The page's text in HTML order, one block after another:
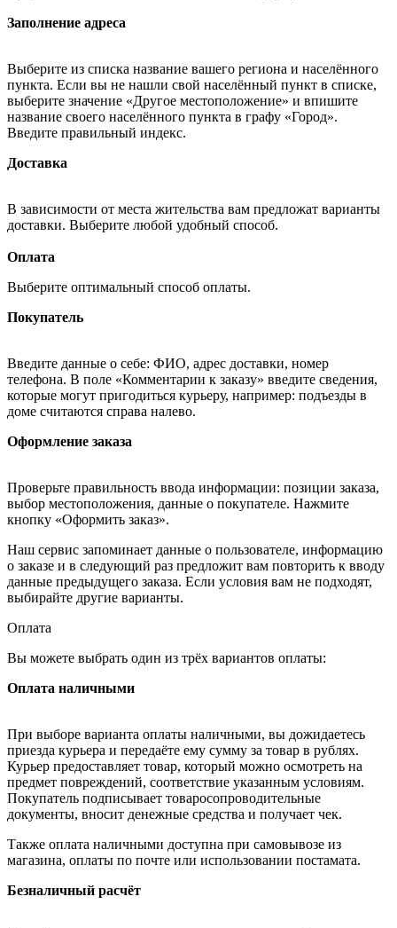
Заполнение адреса
Выберите из списка название вашего региона и населённого
пункта. Если вы не нашли свой населённый пункт в списке,
выберите значение «Другое местоположение» и впишите
название своего населённого пункта в графу «Город».
Введите правильный индекс.
Доставка
В зависимости от места жительства вам предложат варианты
доставки. Выберите любой удобный способ.
Оплата
Выберите оптимальный способ оплаты.
Покупатель
Введите данные о себе: ФИО, адрес доставки, номер
телефона. В поле «Комментарии к заказу» введите сведения,
которые могут пригодиться курьеру, например: подъезды в
доме считаются справа налево.
Оформление заказа
Проверьте правильность ввода информации: позиции заказа,
выбор местоположения, данные о покупателе. Нажмите
кнопку «Оформить заказ».
Наш сервис запоминает данные о пользователе, информацию
о заказе и в следующий раз предложит вам повторить к вводу
данные предыдущего заказа. Если условия вам не подходят,
выбирайте другие варианты.
Оплата
Вы можете выбрать один из трёх вариантов оплаты:
Оплата наличными
При выборе варианта оплаты наличными, вы дожидаетесь
приезда курьера и передаёте ему сумму за товар в рублях.
Курьер предоставляет товар, который можно осмотреть на
предмет повреждений, соответствие указанным условиям.
Покупатель подписывает товаросопроводительные
документы, вносит денежные средства и получает чек.
Также оплата наличными доступна при самовывозе из
магазина, оплаты по почте или использовании постамата.
Безналичный расчёт